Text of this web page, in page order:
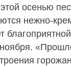
осенью
нежно-